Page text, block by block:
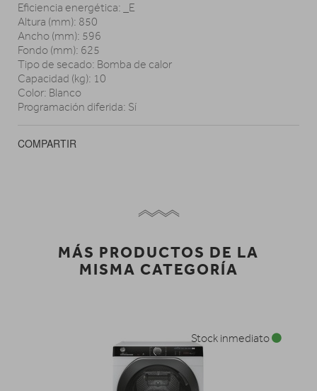
Eficiencia energética: _E
Altura (mm): 850
Ancho (mm): 596
Fondo (mm): 625
Tipo de secado: Bomba de calor
Capacidad (kg): 10
Color: Blanco
Programación diferida: Sí
COMPARTIR
MÁS PRODUCTOS DE LA
MISMA CATEGORÍA
Stock inmediato